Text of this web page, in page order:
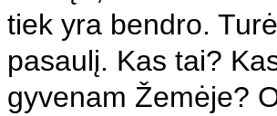
tiek yra bendro.
pasaulį. Kas tai?
gyvenam Žemėje?